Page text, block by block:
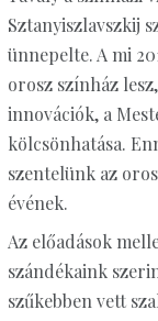
Sztanyiszlavszkij
ünnepelte. A mi
orosz színház
innovációk, a
kölcsönhatása.
szentelünk az
évének.
Az előadások
szándékaink
szűkebben vett